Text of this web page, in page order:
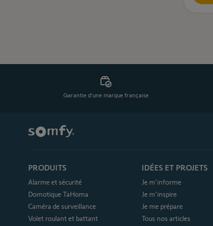
Garantie d'une marque française
PRODUITS
Alarme et sécurité
Domotique TaHoma
Caméra de surveillance
Volet roulant et battant
IDÉES ET PROJETS
Je m'informe
Je m'inspire
Je me prépare
Tous nos articles